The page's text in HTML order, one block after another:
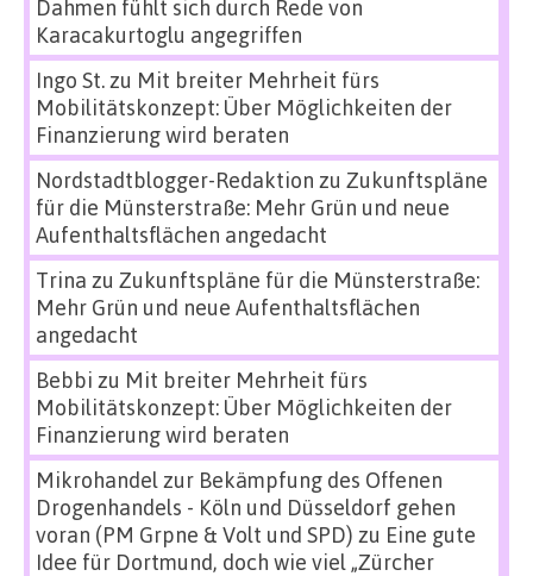
Dahmen fühlt sich durch Rede von
Karacakurtoglu angegriffen
Ingo St.zu Mit breiter Mehrheit fürs
Mobilitätskonzept: Über Möglichkeiten der
Finanzierung wird beraten
Nordstadtblogger-Redaktion zu Zukunftspläne
für die Münsterstraße: Mehr Grün und neue
Aufenthaltsflächen angedacht
Trina zu Zukunftspläne für die Münsterstraße:
Mehr Grün und neue Aufenthaltsflächen
angedacht
Bebbi zu Mit breiter Mehrheit fürs
Mobilitätskonzept: Über Möglichkeiten der
Finanzierung wird beraten
Mikrohandel zur Bekämpfung des Offenen
Drogenhandels - Köln und Düsseldorf gehen
voran (PM Grpne & Volt und SPD) zu Eine gute
Idee für Dortmund, doch wie viel „Zürcher